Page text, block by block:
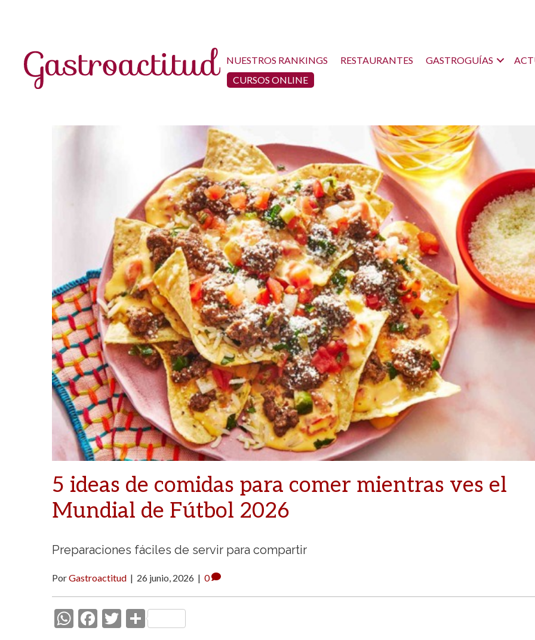
NUESTROS RANKINGS RESTAURANTES GASTROGUÍAS
CURSOS ONLINE
5 ideas de comidas para comer mientras ves el
Mundial de Fútbol 2026
Preparaciones fáciles de servir para compartir
PorGastroactitud | 26 junio, 2026 | 0
W F
T C